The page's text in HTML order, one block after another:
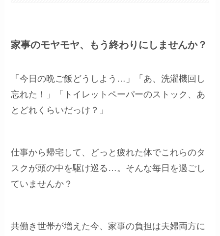
家事のモヤモヤ、もう終わりにしませんか？
「今日の晩ご飯どうしよう…」「あ、洗濯機回し
忘れた！」「トイレットペーパーのストック、あ
とどれくらいだっけ？」
仕事から帰宅して、どっと疲れた体でこれらのタ
スクが頭の中を駆け巡る…。そんな毎日を過ごし
ていませんか？
共働き世帯が増えた今、家事の負担は夫婦両方に